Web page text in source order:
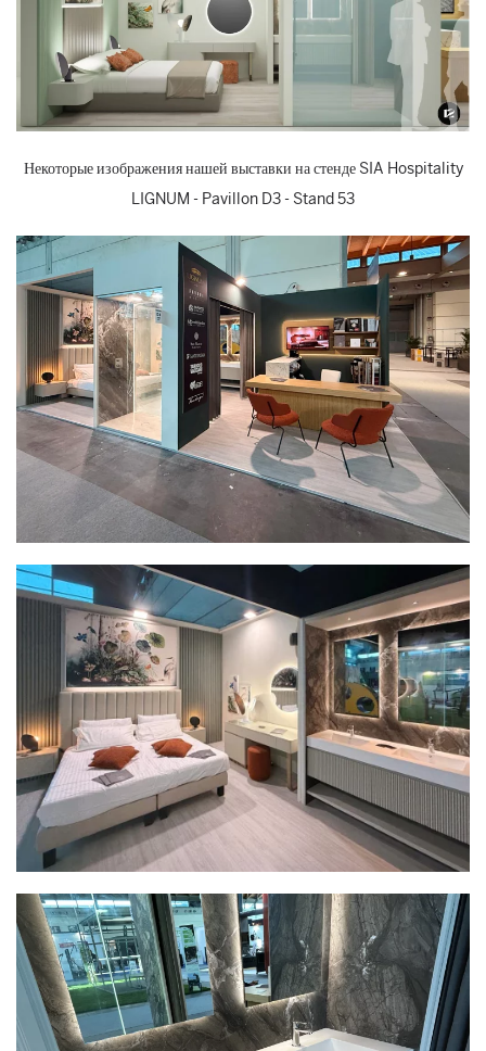
Некоторые изображения нашей выставки на стенде SIA Hospitality
LIGNUM - Pavillon D3 - Stand 53